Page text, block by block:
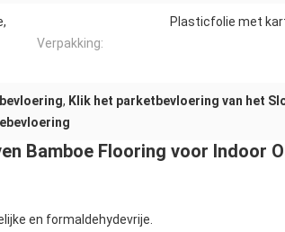
Verpakking:
Plasticfolie met
, Klik het parketbevloering van het
Bamboe Flooring voor Indoor
en formaldehydevrije.